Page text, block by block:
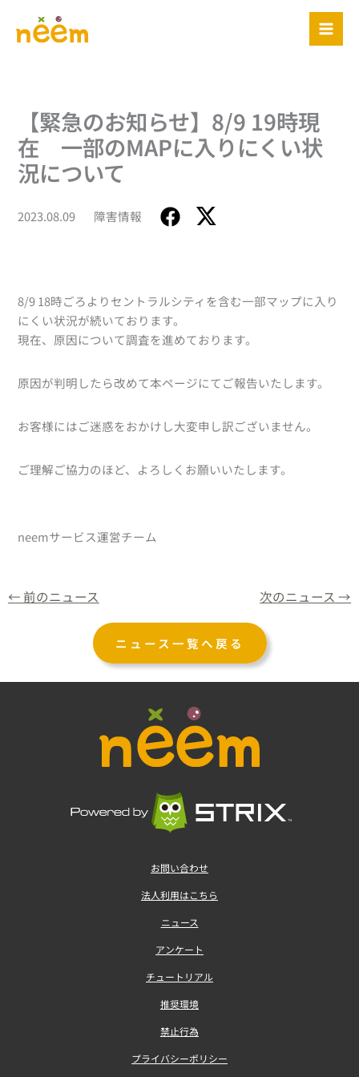
【緊急のお知らせ】8/9 19時現
在 一部のMAPに入りにくい状
況について
2023.08.09 障害情報
8/9 18時ごろよりセントラルシティを含む一部マップに入り
にくい状況が続いております。
現在、原因について調査を進めております。
原因が判明したら改めて本ページにてご報告いたします。
お客様にはご迷惑をおかけし大変申し訳ございません。
ご理解ご協力のほど、よろしくお願いいたします。
neemサービス運営チーム
← 前のニュース 次のニュース→
ニュース一覧へ戻る
お問い合わせ
法人利用はこちら
ニュース
アンケート
チュートリアル
推奨環境
禁止行為
プライバシーポリシー